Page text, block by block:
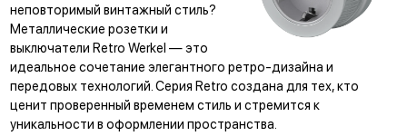
неповторимый винтажный стиль?
Металлические розетки и
выключатели Retro Werkel — это
идеальное сочетание элегантного ретро-дизайна и
передовых технологий. Серия Retro создана для тех, кто
ценит проверенный временем стиль и стремится к
уникальности в оформлении пространства.